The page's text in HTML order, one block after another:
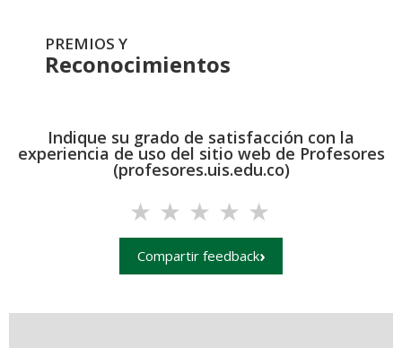
PREMIOS Y
Reconocimientos
Indique su grado de satisfacción con la
experiencia de uso del sitio web de Profesores
(profesores.uis.edu.co)